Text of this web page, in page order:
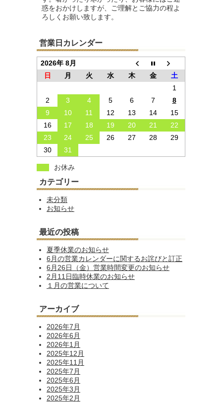
惑をおかけしますが、ご理解とご協力の程よ
ろしくお願い致します。
営業日カレンダー
2026年 8月
日
月 火 水 木 金
土
1
2
3 4 5 6 7
8
9
10 11 12 13 14
15
16
17 18 19 20 21
22
23
24 25 26 27 28
29
30
31
お休み
カテゴリー
未分類
お知らせ
最近の投稿
夏季休業のお知らせ
6月の営業カレンダーに関するお詫びと訂正
6月26日（金）営業時間変更のお知らせ
2月11日臨時休業のお知らせ
１月の営業について
アーカイブ
2026年7月
2026年6月
2026年1月
2025年12月
2025年11月
2025年7月
2025年6月
2025年3月
2025年2月